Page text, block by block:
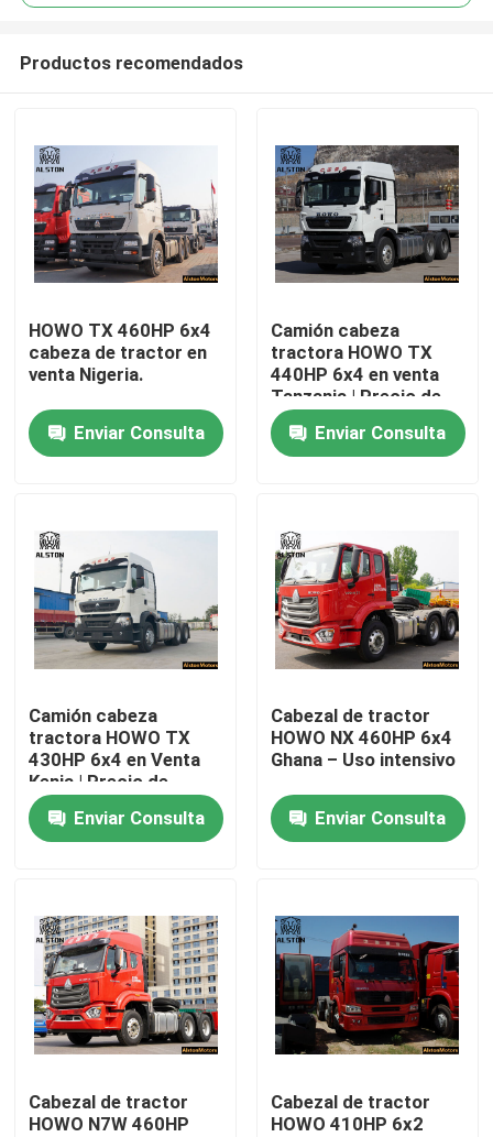
Productos
Sobre nosotros
Visita a la fábrica
Control de Calidad
Contacto
noticias
Todos los casos
El camión Howo
HOWO Cabeza de tractor
Productos recomendados
HOWO TX 460HP 6x4
cabeza de tractor en
venta Nigeria.
Enviar Consulta
Camión cabeza
tractora HOWO TX
440HP 6x4 en venta
Tanzania | Precio de
fábrica
Enviar Consulta
Camión cabeza
tractora HOWO TX
430HP 6x4 en Venta
Kenia | Precio de
Fábrica
Enviar Consulta
Cabezal de tractor
HOWO NX 460HP 6x4
Ghana – Uso intensivo
Enviar Consulta
Cabezal de tractor
HOWO N7W 460HP
Cabezal de tractor
HOWO 410HP 6x2